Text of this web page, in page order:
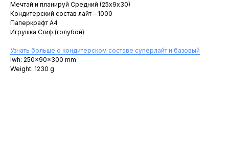
Мечтай и планируй Средний (25х9х30)
Кондитерский состав лайт - 1000
Паперкрафт A4
Игрушка Стиф (голубой)
Узнать больше о кондитерском составе суперлайт и базовый
lwh: 250x90x300 mm
Weight: 1230 g